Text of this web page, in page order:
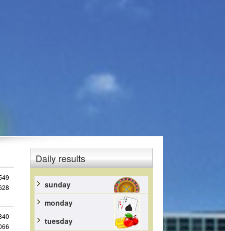
Daily results
sunday
monday
tuesday